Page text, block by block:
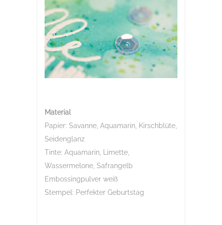
Material
Papier: Savanne, Aquamarin, Kirschblüte,
Seidenglanz
Tinte: Aquamarin, Limette,
Wassermelone, Safrangelb
Embossingpulver weiß
Stempel: Perfekter Geburtstag